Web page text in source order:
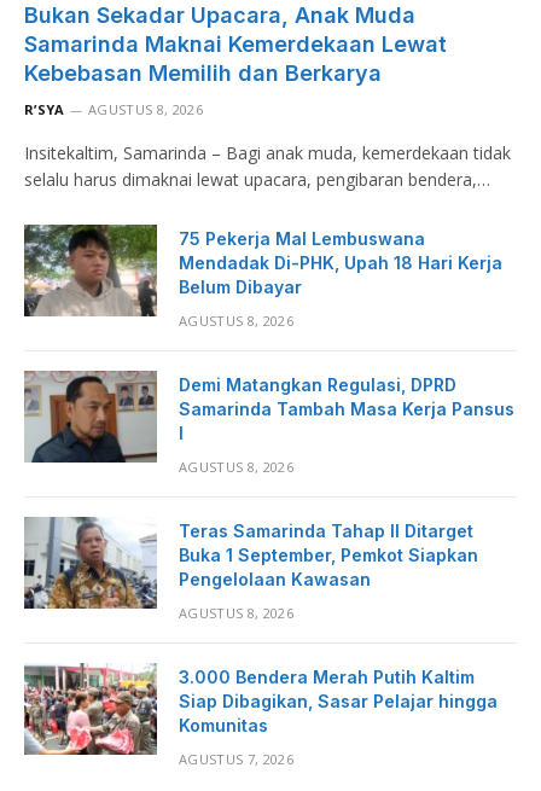
Bukan Sekadar Upacara, Anak Muda
Samarinda Maknai Kemerdekaan Lewat
Kebebasan Memilih dan Berkarya
R’SYA AGUSTUS 8, 2026
Insitekaltim, Samarinda – Bagi anak muda, kemerdekaan tidak
selalu harus dimaknai lewat upacara, pengibaran bendera,…
75 Pekerja Mal Lembuswana
Mendadak Di-PHK, Upah 18 Hari Kerja
Belum Dibayar
AGUSTUS 8, 2026
Demi Matangkan Regulasi, DPRD
Samarinda Tambah Masa Kerja Pansus
I
AGUSTUS 8, 2026
Teras Samarinda Tahap II Ditarget
Buka 1 September, Pemkot Siapkan
Pengelolaan Kawasan
AGUSTUS 8, 2026
3.000 Bendera Merah Putih Kaltim
Siap Dibagikan, Sasar Pelajar hingga
Komunitas
AGUSTUS 7, 2026